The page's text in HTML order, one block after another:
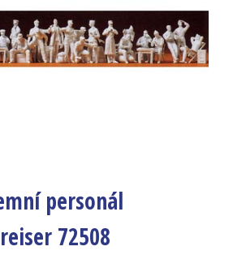
personál
72508